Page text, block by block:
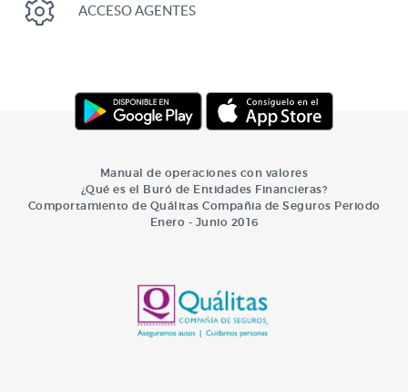
ACCESO AGENTES
Manual de operaciones con valores
¿Qué es el Buró de Entidades Financieras?
Comportamiento de Quálitas Compañia de Seguros Periodo
Enero - Junio 2016